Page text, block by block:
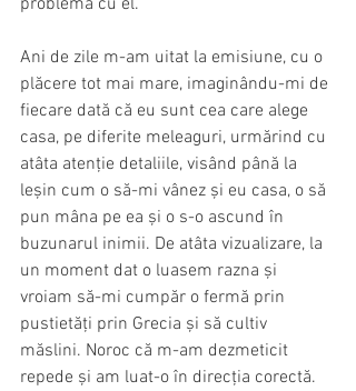
problemă cu el.
Ani de zile m-am uitat la emisiune, cu o
plăcere tot mai mare, imaginându-mi de
fiecare dată că eu sunt cea care alege
casa, pe diferite meleaguri, urmărind cu
atâta atenție detaliile, visând până la
leșin cum o să-mi vânez și eu casa, o să
pun mâna pe ea și o s-o ascund în
buzunarul inimii. De atâta vizualizare, la
un moment dat o luasem razna și
vroiam să-mi cumpăr o fermă prin
pustietăți prin Grecia și să cultiv
măslini. Noroc că m-am dezmeticit
repede și am luat-o în direcția corectă.